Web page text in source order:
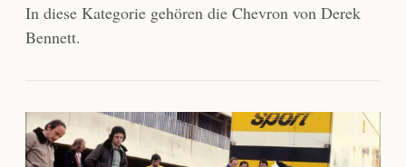
In diese Kategorie gehören die Chevron von Derek
Bennett.